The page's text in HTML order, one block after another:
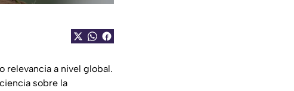
relevancia a nivel global.
sobre la